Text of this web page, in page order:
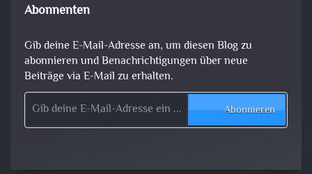
Abonnenten
Gib deine E-Mail-Adresse an, um diesen Blog zu
abonnieren und Benachrichtigungen über neue
Beiträge via E-Mail zu erhalten.
Gib deine E-Mail-Adresse ein ...
Abonnieren